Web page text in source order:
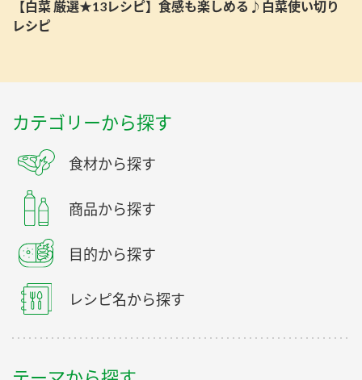
【白菜 厳選★13レシピ】食感も楽しめる♪白菜使い切り
レシピ
カテゴリーから探す
食材から探す
商品から探す
目的から探す
レシピ名から探す